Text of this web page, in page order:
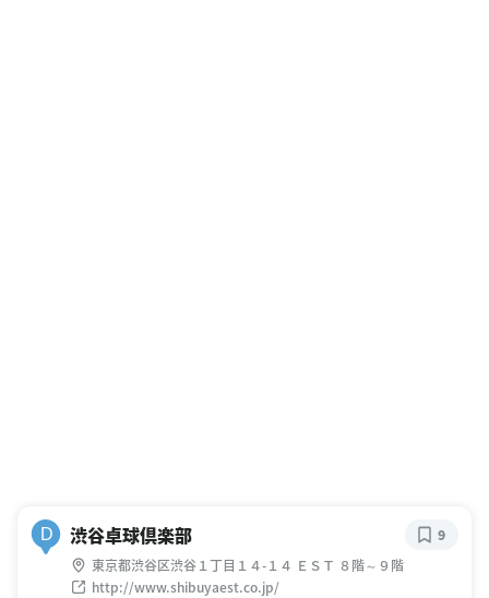
D 渋谷卓球倶楽部
東京都渋谷区渋谷１丁目１４-１４ ＥＳＴ ８階～９階
http://www.shibuyaest.co.jp/
9